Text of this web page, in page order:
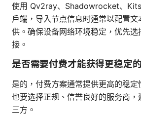
使用 Qv2ray、Shadowrocket、
户端，导入节点信息时通常以配置
供。确保设备网络环境稳定，优先选
接。
是否需要付费才能获得更稳定
是的，付费方案通常提供更高的稳
也要选择正规、信誉良好的服务商
三方。